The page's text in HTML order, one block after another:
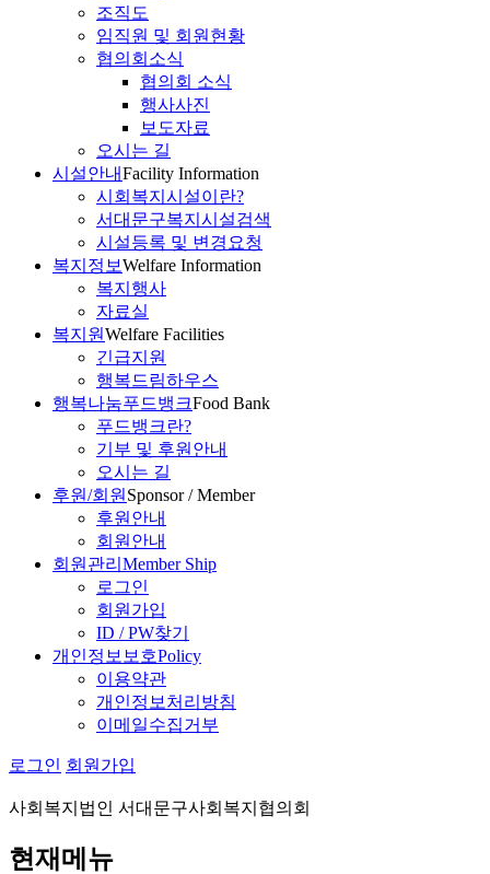
조직도
임직원 및 회원현황
협의회소식
협의회 소식
행사사진
보도자료
오시는 길
시설안내Facility Information
시회복지시설이란?
서대문구복지시설검색
시설등록 및 변경요청
복지정보Welfare Information
복지행사
자료실
복지원Welfare Facilities
긴급지원
행복드림하우스
행복나눔푸드뱅크Food Bank
푸드뱅크란?
기부 및 후원안내
오시는 길
후원/회원 Sponsor / Member
후원안내
회원안내
회원관리 Member Ship
로그인
회원가입
ID / PW찾기
개인정보보호Policy
이용약관
개인정보처리방침
이메일수집거부
로그인 회원가입
사회복지법인 서대문구사회복지협의회
현재메뉴